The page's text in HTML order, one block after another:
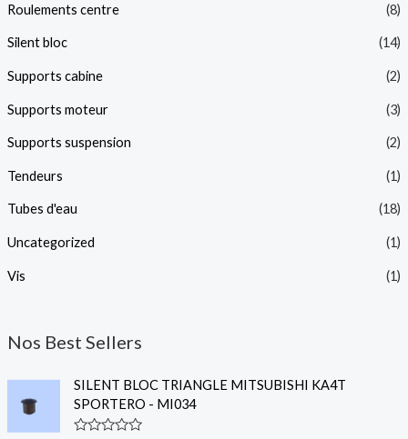
Roulements centre (8)
Silent bloc (14)
Supports cabine (2)
Supports moteur (3)
Supports suspension (2)
Tendeurs (1)
Tubes d'eau (18)
Uncategorized (1)
Vis (1)
Nos Best Sellers
SILENT BLOC TRIANGLE MITSUBISHI KA4T
SPORTERO - MI034